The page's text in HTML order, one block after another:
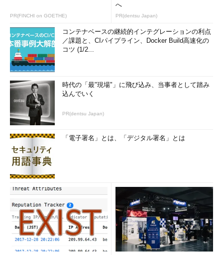
定期的にトランスポータブル表領域を実行し、別のデータベー
スにプラグインしておくことで、バックアップとして利用するこ
とも可能です。
PR(FINCHI on GOETHE)
へ
PR(dentsu Japan)
コンテナベースの継続的インテグレーションの利点
／課題と、CIパイプライン、Docker Build高速化の
コツ (1/2...
時代の「最"現場"」に飛び込み、当事者として踏み
込んでいく
PR(dentsu Japan)
「電子署名」とは、「デジタル署名」とは